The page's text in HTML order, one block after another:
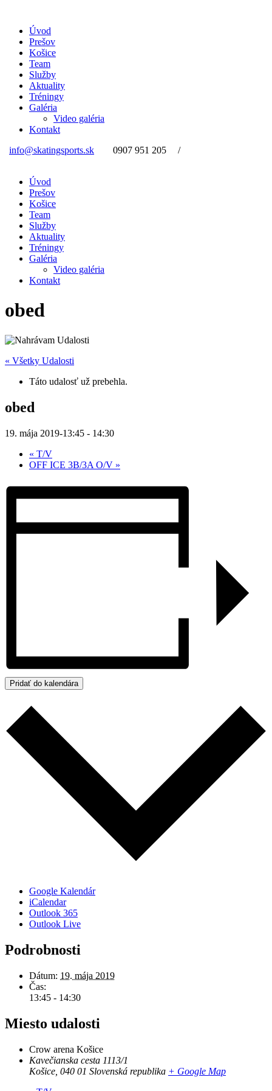
Úvod
Prešov
Košice
Team
Služby
Aktuality
Tréningy
Galéria
Video galéria
Kontakt
info@skatingsports.sk
0907 951 205 /
Úvod
Prešov
Košice
Team
Služby
Aktuality
Tréningy
Galéria
Video galéria
Kontakt
obed
« Všetky Udalosti
Táto udalosť už prebehla.
obed
19. mája 2019-13:45 - 14:30
« T/V
OFF ICE 3B/3A O/V »
Pridať do kalendára
Google Kalendár
iCalendar
Outlook 365
Outlook Live
Podrobnosti
Dátum: 19. mája 2019
Čas:
13:45 - 14:30
Miesto udalosti
Crow arena Košice
Kavečianska cesta 1113/1
Košice 040 01 Slovenská republika + Google Map